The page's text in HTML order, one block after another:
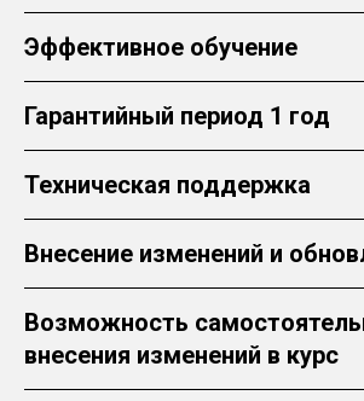
Эффективное обучение
Гарантийный период 1 год
Техническая поддержка
Внесение изменений и
Возможность
внесения изменений в курс